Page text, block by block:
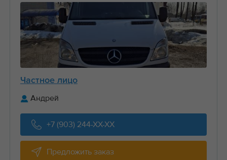
Частное лицо
Андрей
+7 (903) 244-XX-XX
Предложить заказ